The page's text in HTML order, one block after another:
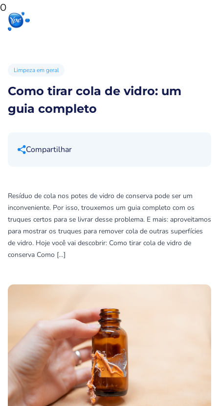
0
Limpeza em geral
Como tirar cola de vidro: um
guia completo
Compartilhar
Resíduo de cola nos potes de vidro de conserva pode ser um
inconveniente. Por isso, trouxemos um guia completo com os
truques certos para se livrar desse problema. E mais: aproveitamos
para mostrar os truques para remover cola de outras superfícies
de vidro. Hoje você vai descobrir: Como tirar cola de vidro de
conserva Como […]